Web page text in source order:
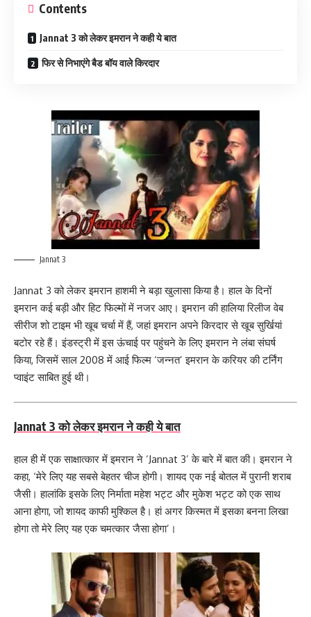
Contents
Jannat 3 को लेकर इमरान ने कही ये बात
फिर से निभाएंगे बैड बॉय वाले किरदार
Jannat 3
Jannat 3 को लेकर इमरान हाशमी ने बड़ा खुलासा किया है। हाल के दिनों
इमरान कई बड़ी और हिट फिल्मों में नजर आए। इमरान की हालिया रिलीज वेब
सीरीज शो टाइम भी खूब चर्चा में हैं, जहां इमरान अपने किरदार से खूब सुर्खियां
बटोर रहे हैं। इंडस्ट्री में इस ऊंचाई पर पहुंचने के लिए इमरान ने लंबा संघर्ष
किया, जिसमें साल 2008 में आई फिल्म ‘जन्नत’ इमरान के करियर की टर्निंग
प्वाइंट साबित हुई थी।
Jannat 3 को लेकर इमरान ने कही ये बात
हाल ही में एक साक्षात्कार में इमरान ने ‘Jannat 3’ के बारे में बात की। इमरान ने
कहा, ‘मेरे लिए यह सबसे बेहतर चीज होगी। शायद एक नई बोतल में पुरानी शराब
जैसी। हालांकि इसके लिए निर्माता महेश भट्ट और मुकेश भट्ट को एक साथ
आना होगा, जो शायद काफी मुश्किल है। हां अगर किस्मत में इसका बनना लिखा
होगा तो मेरे लिए यह एक चमत्कार जैसा होगा’।